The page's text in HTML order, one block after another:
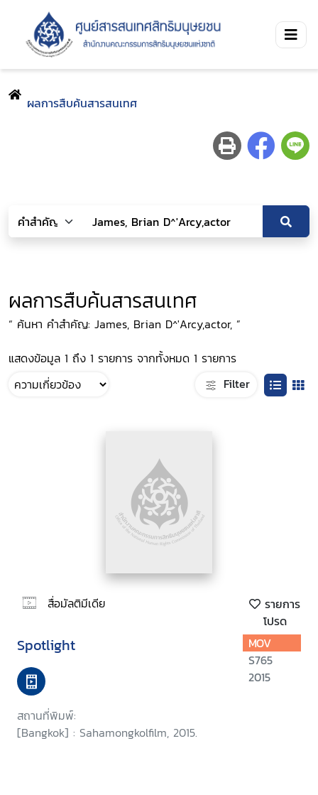
ผลการสืบค้นสารสนเทศ
ผลการสืบค้นสารสนเทศ
“ ค้นหา คำสำคัญ: James, Brian D^'Arcy,actor, ”
แสดงข้อมูล 1 ถึง 1 รายการ จากทั้งหมด 1 รายการ
Filter
สื่อมัลติมีเดีย
รายการ
โปรด
Spotlight
สถานที่พิมพ์:
[Bangkok] : Sahamongkolfilm, 2015.
MOV
S765
2015